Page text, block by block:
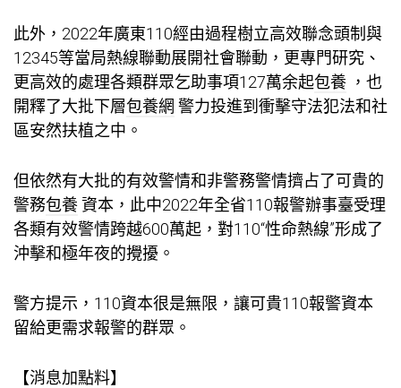
此外，2022年廣東110經由過程樹立高效聯念頭制與
12345等當局熱線聯動展開社會聯動，更專門研究、
更高效的處理各類群眾乞助事項127萬余起包養 ，也
開釋了大批下層包養網 警力投進到衝擊守法犯法和社
區安然扶植之中。
但依然有大批的有效警情和非警務警情擠占了可貴的
警務包養資本，此中2022年全省110報警辦事臺受理
各類有效警情跨越600萬起，對110“性命熱線”形成了
沖擊和極年夜的攪擾。
警方提示，110資本很是無限，讓可貴110報警資本
留給更需求報警的群眾。
【消息加點料】